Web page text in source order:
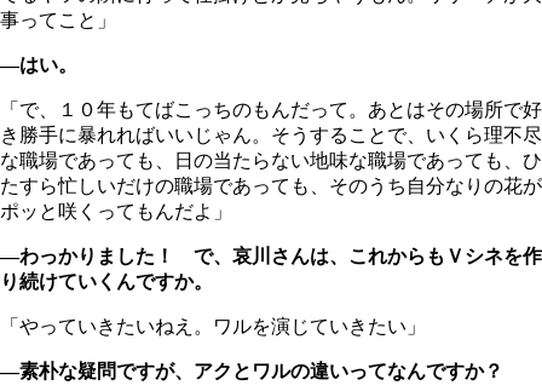
事ってこと」
―はい。
「で、１０年もてばこっちのもんだって。あとはその場所で好
き勝手に暴れればいいじゃん。そうすることで、いくら理不尽
な職場であっても、日の当たらない地味な職場であっても、ひ
たすら忙しいだけの職場であっても、そのうち自分なりの花が
ポッと咲くってもんだよ」
―わっかりました！ で、哀川さんは、これからもＶシネを作
り続けていくんですか。
「やっていきたいねえ。ワルを演じていきたい」
―素朴な疑問ですが、アクとワルの違いってなんですか？